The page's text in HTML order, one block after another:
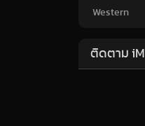
Western
ติดตาม